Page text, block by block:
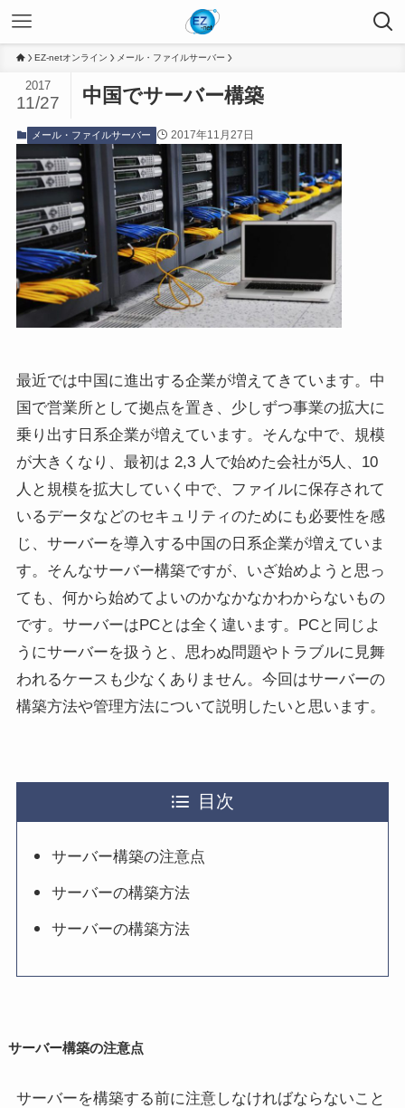
EZ-netオンライン メール・ファイルサーバー
中国でサーバー構築
2017
11/27
メール・ファイルサーバー 2017年11月27日
最近では中国に進出する企業が増えてきています。中
国で営業所として拠点を置き、少しずつ事業の拡大に
乗り出す日系企業が増えています。そんな中で、規模
が大きくなり、最初は 2,3 人で始めた会社が5人、10
人と規模を拡大していく中で、ファイルに保存されて
いるデータなどのセキュリティのためにも必要性を感
じ、サーバーを導入する中国の日系企業が増えていま
す。そんなサーバー構築ですが、いざ始めようと思っ
ても、何から始めてよいのかなかなかわからないもの
です。サーバーはPCとは全く違います。PCと同じよ
うにサーバーを扱うと、思わぬ問題やトラブルに見舞
われるケースも少なくありません。今回はサーバーの
構築方法や管理方法について説明したいと思います。
目次
サーバー構築の注意点
サーバーの構築方法
サーバーの構築方法
サーバー構築の注意点
サーバーを構築する前に注意しなければならないこと